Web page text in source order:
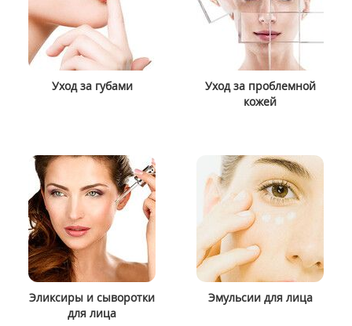
Уход за губами
Уход за проблемной
кожей
Эликсиры и сыворотки
для лица
Эмульсии для лица